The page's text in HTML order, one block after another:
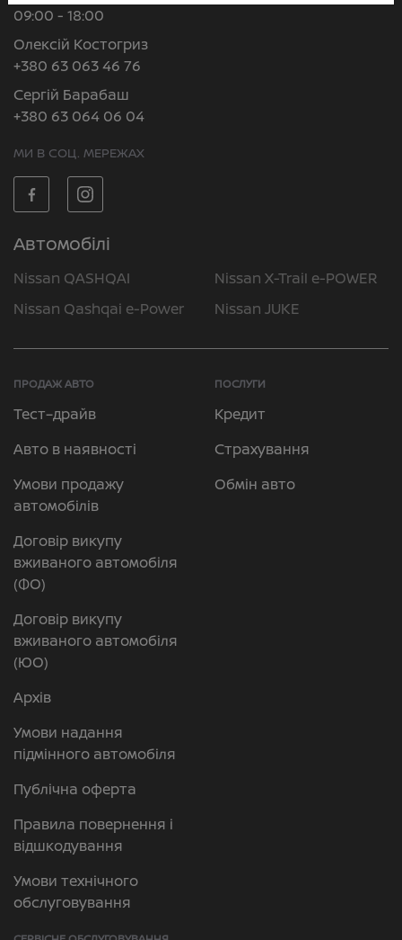
09:00 - 18:00
Олексій Костогриз
+380 63 063 46 76
Сергій Барабаш
+380 63 064 06 04
МИ В СОЦ. МЕРЕЖАХ
Автомобілі
Nissan QASHQAI
Nissan X-Trail e-POWER
Nissan Qashqai e-Power
Nissan JUKE
ПРОДАЖ АВТО
Тест–драйв
Авто в наявності
Умови продажу
автомобілів
Договір викупу
вживаного автомобіля
(ФО)
Договір викупу
вживаного автомобіля
(ЮО)
Архів
Умови надання
підмінного автомобіля
Публічна оферта
Правила повернення і
відшкодування
Умови технічного
обслуговування
ПОСЛУГИ
Кредит
Страхування
Обмін авто